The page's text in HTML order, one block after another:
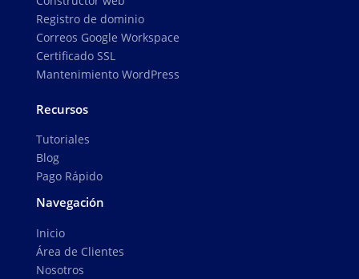
Registro de dominio
Correos Google Workspace
Certificado SSL
Mantenimiento WordPress
Recursos
Tutoriales
Blog
Pago Rápido
Navegación
Inicio
Área de Clientes
Nosotros